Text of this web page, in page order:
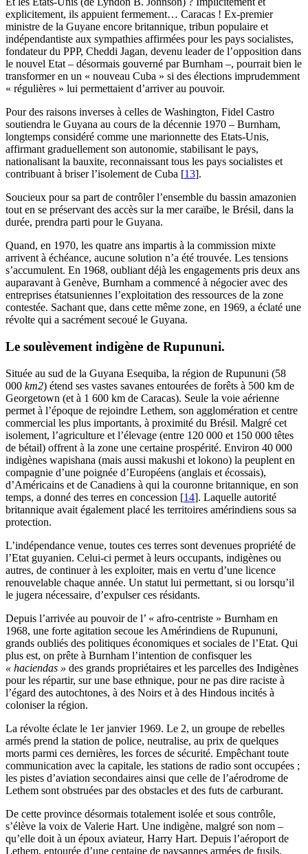
explicitement, ils appuient fermement… Caracas ! Ex-premier
ministre de la Guyane encore britannique, tribun populaire et
indépendantiste aux sympathies affirmées pour les pays socialistes,
fondateur du PPP, Cheddi Jagan, devenu leader de l’opposition dans
le nouvel Etat – désormais gouverné par Burnham –, pourrait bien le
transformer en un « nouveau Cuba » si des élections imprudemment
« régulières » lui permettaient d’arriver au pouvoir.
Pour des raisons inverses à celles de Washington, Fidel Castro
soutiendra le Guyana au cours de la décennie 1970 – Burnham,
longtemps considéré comme une marionnette des Etats-Unis,
affirmant graduellement son autonomie, stabilisant le pays,
nationalisant la bauxite, reconnaissant tous les pays socialistes et
contribuant à briser l’isolement de Cuba [13].
Soucieux pour sa part de contrôler l’ensemble du bassin amazonien
tout en se préservant des accès sur la mer caraïbe, le Brésil, dans la
durée, prendra parti pour le Guyana.
Quand, en 1970, les quatre ans impartis à la commission mixte
arrivent à échéance, aucune solution n’a été trouvée. Les tensions
s’accumulent. En 1968, oubliant déjà les engagements pris deux ans
auparavant à Genève, Burnham a commencé à négocier avec des
entreprises étatsuniennes l’exploitation des ressources de la zone
contestée. Sachant que, dans cette même zone, en 1969, a éclaté une
révolte qui a sacrément secoué le Guyana.
Le soulèvement indigène de Rupununi.
Située au sud de la Guyana Esequiba, la région de Rupununi (58
000 km2) étend ses vastes savanes entourées de forêts à 500 km de
Georgetown (et à 1 600 km de Caracas). Seule la voie aérienne
permet à l’époque de rejoindre Lethem, son agglomération et centre
commercial les plus importants, à proximité du Brésil. Malgré cet
isolement, l’agriculture et l’élevage (entre 120 000 et 150 000 têtes
de bétail) offrent à la zone une certaine prospérité. Environ 40 000
indigènes wapishana (mais aussi makushi et lokono) la peuplent en
compagnie d’une poignée d’Européens (anglais et écossais),
d’Américains et de Canadiens à qui la couronne britannique, en son
temps, a donné des terres en concession [14]. Laquelle autorité
britannique avait également placé les territoires amérindiens sous sa
protection.
L’indépendance venue, toutes ces terres sont devenues propriété de
l’Etat guyanien. Celui-ci permet à leurs occupants, indigènes ou
autres, de continuer à les exploiter, mais en vertu d’une licence
renouvelable chaque année. Un statut lui permettant, si ou lorsqu’il
le jugera nécessaire, d’expulser ces résidants.
Depuis l’arrivée au pouvoir de l’ « afro-centriste » Burnham en
1968, une forte agitation secoue les Amérindiens de Rupununi,
grands oubliés des politiques économiques et sociales de l’Etat. Qui
plus est, on prête à Burnham l’intention de confisquer les
« haciendas » des grands propriétaires et les parcelles des Indigènes
pour les répartir, sur une base ethnique, pour ne pas dire raciste à
l’égard des autochtones, à des Noirs et à des Hindous incités à
coloniser la région.
La révolte éclate le 1er janvier 1969. Le 2, un groupe de rebelles
armés prend la station de police, neutralise, au prix de quelques
morts parmi ces dernières, les forces de sécurité. Empêchant toute
communication avec la capitale, les stations de radio sont occupées ;
les pistes d’aviation secondaires ainsi que celle de l’aérodrome de
Lethem sont obstruées par des obstacles et des futs de carburant.
De cette province désormais totalement isolée et sous contrôle,
s’élève la voix de Valerie Hart. Une indigène, malgré son nom –
qu’elle doit à un époux aviateur, Harry Hart. Depuis l’aéroport de
Lethem, entourée d’une centaine de paysannes armées de fusils,